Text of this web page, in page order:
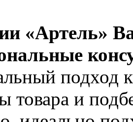
«Артель»
подход
товара и